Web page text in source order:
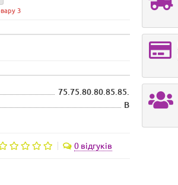
3
75.75.80.80.85.85.
B
0 відгуків